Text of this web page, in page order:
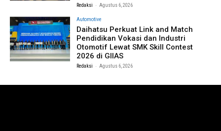
Redaksi - Agustus 6, 2026
Automotive
Daihatsu Perkuat Link and Match
Pendidikan Vokasi dan Industri
Otomotif Lewat SMK Skill Contest
2026 di GIIAS
Redaksi - Agustus 6, 2026